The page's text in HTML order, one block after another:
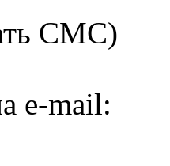
СМС)
e-mail: